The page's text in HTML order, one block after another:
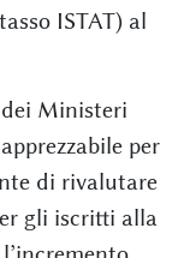
ISTAT) al
dei Ministeri
per
di rivalutare
gli iscritti alla